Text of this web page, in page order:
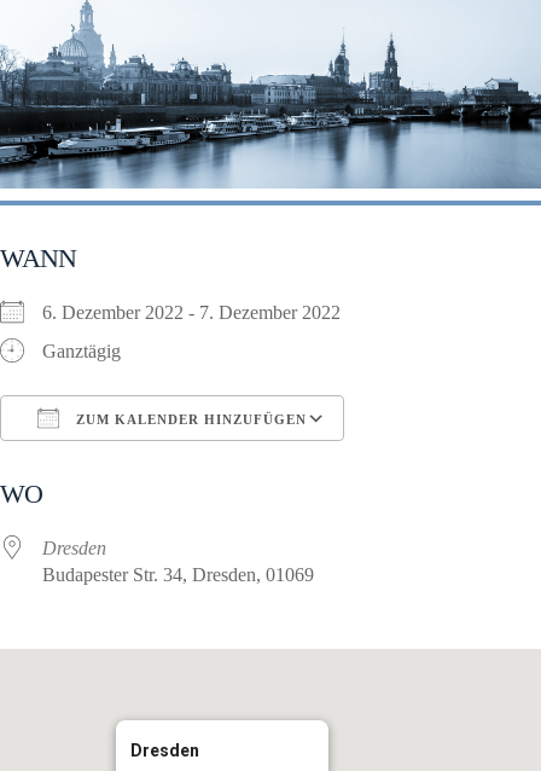
WANN
6. Dezember 2022 - 7. Dezember 2022
Ganztägig
ZUM KALENDER HINZUFÜGEN
WO
Dresden
Budapester Str. 34, Dresden, 01069
Dresden